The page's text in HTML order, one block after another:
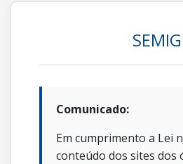
SEMIG
Comunicado:
Em cumprimento a Lei
conteúdo dos sites dos